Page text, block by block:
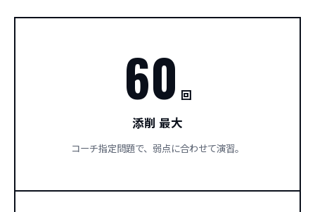
60 回
添削 最大
コーチ指定問題で、弱点に合わせて演習。